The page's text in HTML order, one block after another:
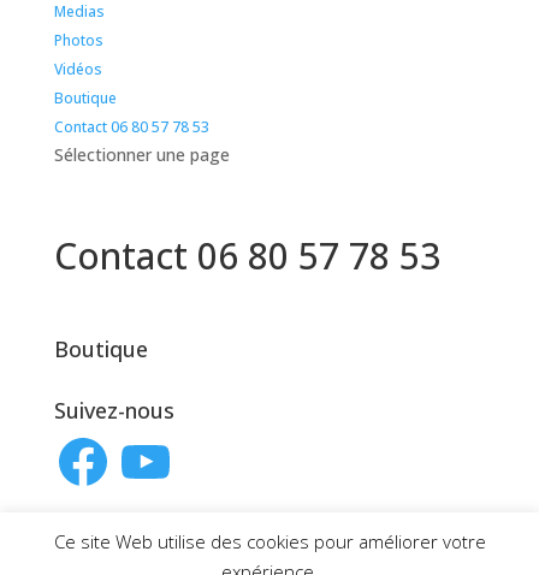
Medias
Photos
Vidéos
Boutique
Contact 06 80 57 78 53
Sélectionner une page
Contact 06 80 57 78 53
Boutique
Suivez-nous
FacebookYouTube
Accueil
Ce site Web utilise des cookies pour améliorer votre